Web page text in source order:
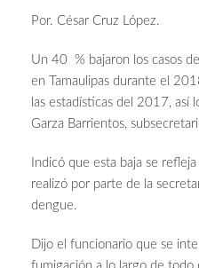
Por. César Cruz López.
Un 40 % bajaron los casos
en Tamaulipas durante el
las estadísticas del 2017, así
Garza Barrientos,
Indicó que esta baja se
realizó por parte de la
dengue.
Dijo el funcionario que se